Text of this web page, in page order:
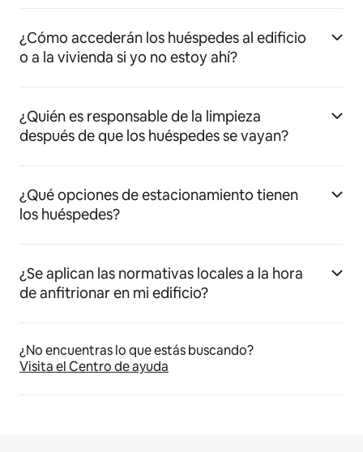
¿Cómo accederán los huéspedes al edificio
o a la vivienda si yo no estoy ahí?
¿Quién es responsable de la limpieza
después de que los huéspedes se vayan?
¿Qué opciones de estacionamiento tienen
los huéspedes?
¿Se aplican las normativas locales a la hora
de anfitrionar en mi edificio?
¿No encuentras lo que estás buscando?
Visita el Centro de ayuda